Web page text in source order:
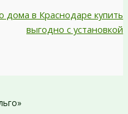
дома в Краснодаре купить
выгодно с установкой